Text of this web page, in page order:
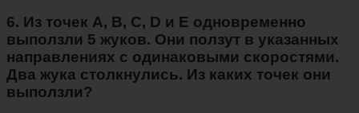
6. Из точек A, B, C, D и E одновременно
выползли 5 жуков. Они ползут в указанных
направлениях с одинаковыми скоростями.
Два жука столкнулись. Из каких точек они
выползли?